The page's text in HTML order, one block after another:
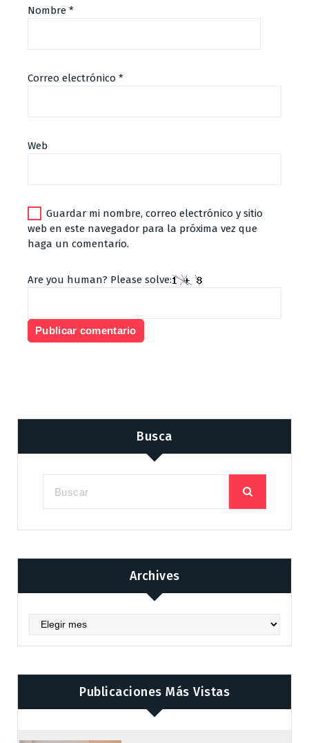
Nombre *
Correo electrónico *
Web
Guardar mi nombre, correo electrónico y sitio
web en este navegador para la próxima vez que
haga un comentario.
Are you human? Please solve:
Busca
Archives
Archives
Publicaciones Más Vistas